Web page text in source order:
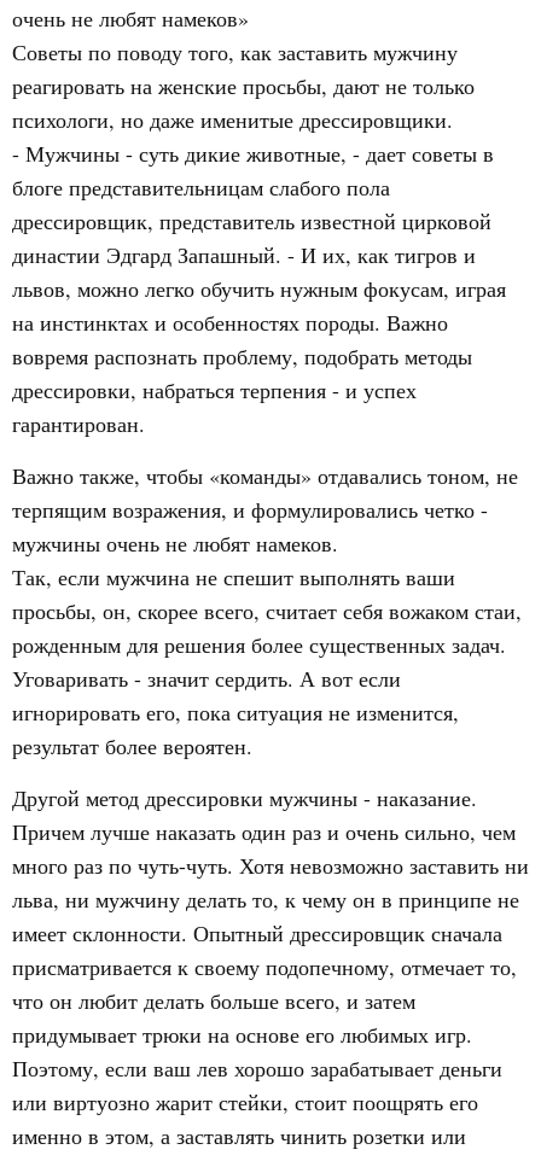
очень не любят намеков»
Советы по поводу того, как заставить мужчину
реагировать на женские просьбы, дают не только
психологи, но даже именитые дрессировщики.
- Мужчины - суть дикие животные, - дает советы в
блоге представительницам слабого пола
дрессировщик, представитель известной цирковой
династии Эдгард Запашный. - И их, как тигров и
львов, можно легко обучить нужным фокусам, играя
на инстинктах и особенностях породы. Важно
вовремя распознать проблему, подобрать методы
дрессировки, набраться терпения - и успех
гарантирован.
Важно также, чтобы «команды» отдавались тоном, не
терпящим возражения, и формулировались четко -
мужчины очень не любят намеков.
Так, если мужчина не спешит выполнять ваши
просьбы, он, скорее всего, считает себя вожаком стаи,
рожденным для решения более существенных задач.
Уговаривать - значит сердить. А вот если
игнорировать его, пока ситуация не изменится,
результат более вероятен.
Другой метод дрессировки мужчины - наказание.
Причем лучше наказать один раз и очень сильно, чем
много раз по чуть-чуть. Хотя невозможно заставить ни
льва, ни мужчину делать то, к чему он в принципе не
имеет склонности. Опытный дрессировщик сначала
присматривается к своему подопечному, отмечает то,
что он любит делать больше всего, и затем
придумывает трюки на основе его любимых игр.
Поэтому, если ваш лев хорошо зарабатывает деньги
или виртуозно жарит стейки, стоит поощрять его
именно в этом, а заставлять чинить розетки или